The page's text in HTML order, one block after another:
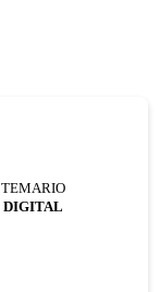
TEMARIO
DIGITAL